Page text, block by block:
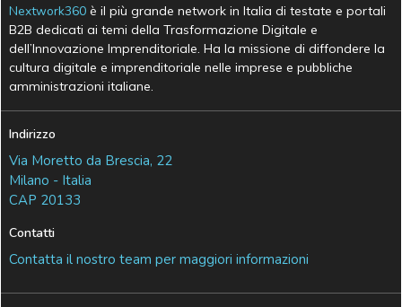
Nextwork360 è il più grande network in Italia di testate e portali
B2B dedicati ai temi della Trasformazione Digitale e
dell’Innovazione Imprenditoriale. Ha la missione di diffondere la
cultura digitale e imprenditoriale nelle imprese e pubbliche
amministrazioni italiane.
Indirizzo
Via Moretto da Brescia, 22
Milano - Italia
CAP 20133
Contatti
Contatta il nostro team per maggiori informazioni